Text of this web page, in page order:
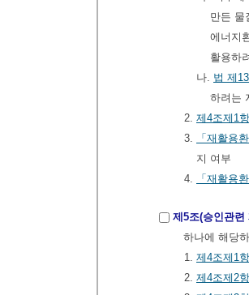
만든 물
에너지
활용하
나. 법 제
하려는
2. 제4조제1항
3.
「재활용
지 여부
4.
「재활용
제5조(승인관련
하나에 해당
1. 제4조제1항
2. 제4조제2